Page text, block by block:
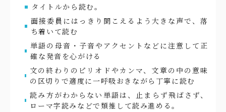
タイトルから読む。
面接委員にはっきり聞こえるよう大きな声で、落
ち着いて読む
単語の母音・子音やアクセントなどに注意して正
確な発音を心がける
文の終わりのピリオドやカンマ、文章の中の意味
の区切りで適度に一呼吸おきながら丁寧に読む
読み方がわからない単語は、止まらず飛ばさず、
ローマ字読みなどで類推して読み進める。